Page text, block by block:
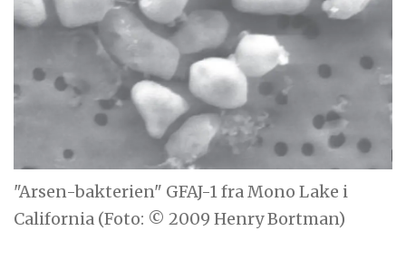
"Arsen-bakterien" GFAJ-1 fra Mono Lake i
California (Foto: © 2009 Henry Bortman)